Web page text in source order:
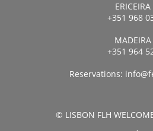
ERICEIRA
+351 968
MADEIRA
+351 964
Reservations:
© LISBON FLH